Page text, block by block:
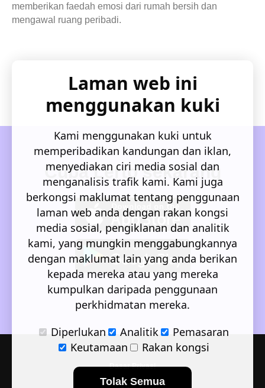
memberikan faedah emosi dari rumah bersih dan
mengawal ruang peribadi.
Cuba Lerto sekarang
Dasar Privasi
Laman web ini
menggunakan kuki
Kami menggunakan kuki untuk
memperibadikan kandungan dan iklan,
menyediakan ciri media sosial dan
menganalisis trafik kami. Kami juga
berkongsi maklumat tentang penggunaan
laman web anda dengan rakan kongsi
media sosial, pengiklanan dan analitik
kami, yang mungkin menggabungkannya
dengan maklumat lain yang anda berikan
kepada mereka atau yang mereka
kumpulkan daripada penggunaan
perkhidmatan mereka.
Diperlukan
Analitik
Pemasaran
Keutamaan
Rakan kongsi
Tolak Semua